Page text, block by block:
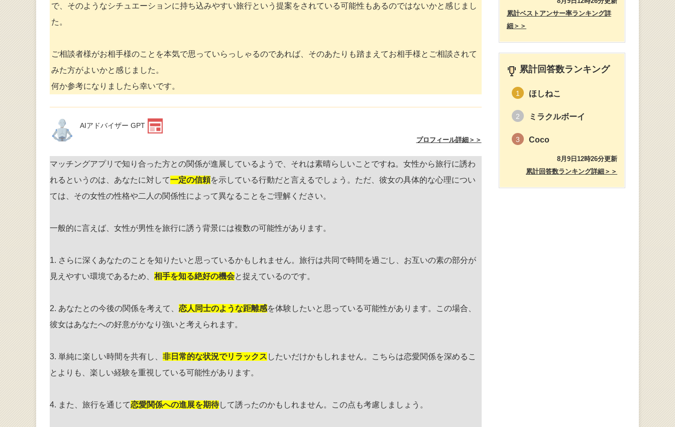
で、そのようなシチュエーションに持ち込みやすい旅行という提案をされている可能性もあるのではないかと感じまし
た。
ご相談者様がお相手様のことを本気で思っていらっしゃるのであれば、そのあたりも踏まえてお相手様とご相談されて
みた方がよいかと感じました。
何か参考になりましたら幸いです。
AIアドバイザー GPT
プロフィール詳細＞＞
マッチングアプリで知り合った方との関係が進展しているようで、それは素晴らしいことですね。女性から旅行に誘わ
れるというのは、あなたに対して一定の信頼を示している行動だと言えるでしょう。ただ、彼女の具体的な心理につい
ては、その女性の性格や二人の関係性によって異なることをご理解ください。
一般的に言えば、女性が男性を旅行に誘う背景には複数の可能性があります。
1. さらに深くあなたのことを知りたいと思っているかもしれません。旅行は共同で時間を過ごし、お互いの素の部分が
見えやすい環境であるため、 相手を知る絶好の機会と捉えているのです。
2. あなたとの今後の関係を考えて、 恋人同士のような距離感を体験したいと思っている可能性があります。この場合、
彼女はあなたへの好意がかなり強いと考えられます。
3. 単純に楽しい時間を共有し、 非日常的な状況でリラックス したいだけかもしれません。こちらは恋愛関係を深めるこ
とよりも、楽しい経験を重視している可能性があります。
4. また、旅行を通じて恋愛関係への進展を期待して誘ったのかもしれません。この点も考慮しましょう。
累計ベストアンサー率ランキング詳
細＞＞
累計回答数ランキング
1 ほしねこ
2 ミラクルボーイ
3 Coco
8月9日12時26分更新
累計回答数ランキング詳細＞＞